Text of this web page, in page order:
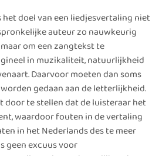
het doel van een liedjesvertaling niet
auteur zo nauwkeurig
om een zangtekst te
in muzikaliteit, natuurlijkheid
Daarvoor moeten dan soms
gedaan aan de letterlijkheid.
te stellen dat de luisteraar het
waardoor fouten in de vertaling
in het Nederlands des te meer
geen excuus voor